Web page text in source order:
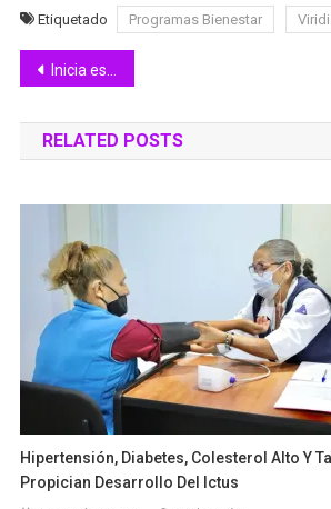
Etiquetado Programas Bienestar
Navegación
de
entradas
Inicia este miércoles construcción del tramo en km 34
RELATED POSTS
Hipertensión, Diabetes, Colesterol Alto Y
Propician Desarrollo Del Ictus